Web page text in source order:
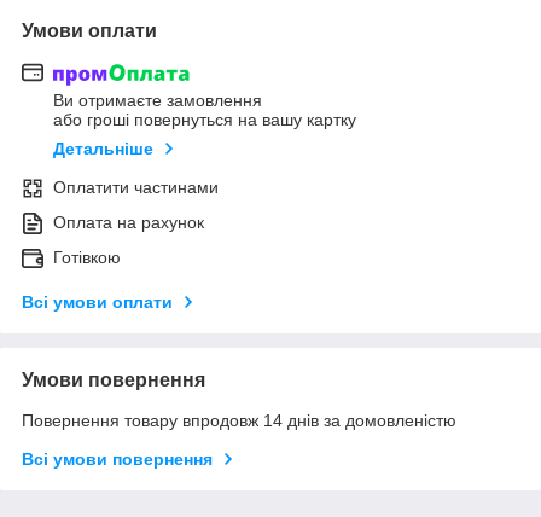
Умови оплати
Ви отримаєте замовлення
або гроші повернуться на вашу картку
Детальніше
Оплатити частинами
Оплата на рахунок
Готівкою
Всі умови оплати
Умови повернення
Повернення товару впродовж 14 днів за домовленістю
Всі умови повернення